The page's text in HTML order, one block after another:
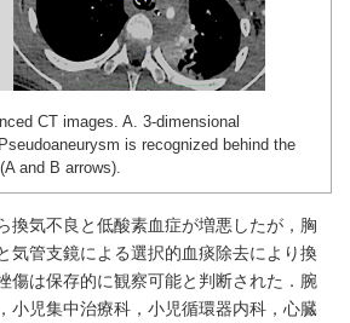
CT images. A. 3-dimensional
is recognized behind the
and B arrows).
換気不良と低酸素血症が増悪したが，胸
気管支鏡による選択的血痰除去により換
傷は保存的に観察可能と判断された．腕
小児集中治療科，小児循環器内科，心臓